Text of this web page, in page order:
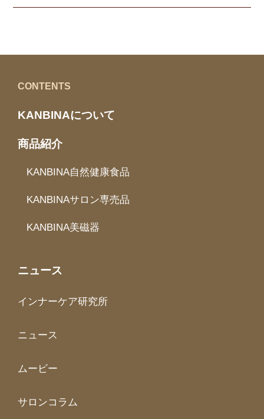
CONTENTS
KANBINAについて
商品紹介
KANBINA自然健康食品
KANBINAサロン専売品
KANBINA美磁器
ニュース
インナーケア研究所
ニュース
ムービー
サロンコラム